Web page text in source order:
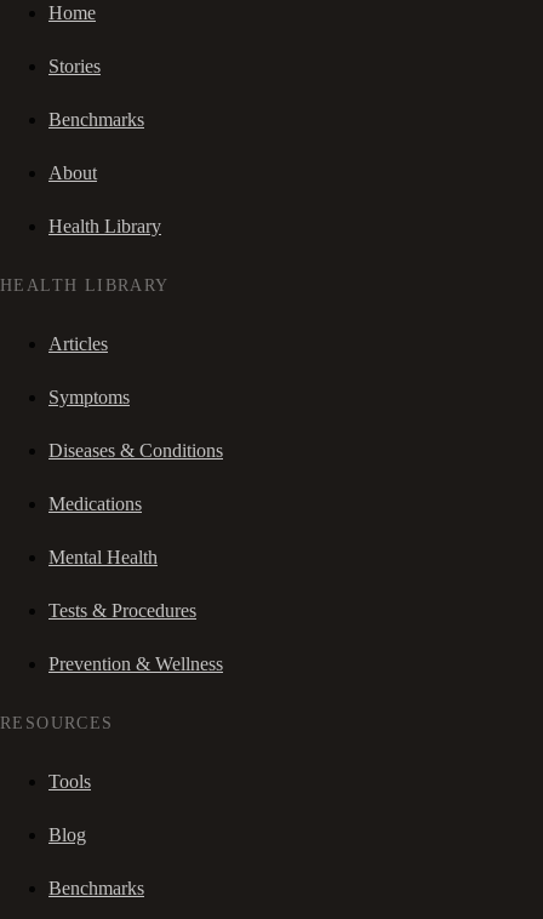
Home
Stories
Benchmarks
About
Health Library
HEALTH LIBRARY
Articles
Symptoms
Diseases & Conditions
Medications
Mental Health
Tests & Procedures
Prevention & Wellness
RESOURCES
Tools
Blog
Benchmarks